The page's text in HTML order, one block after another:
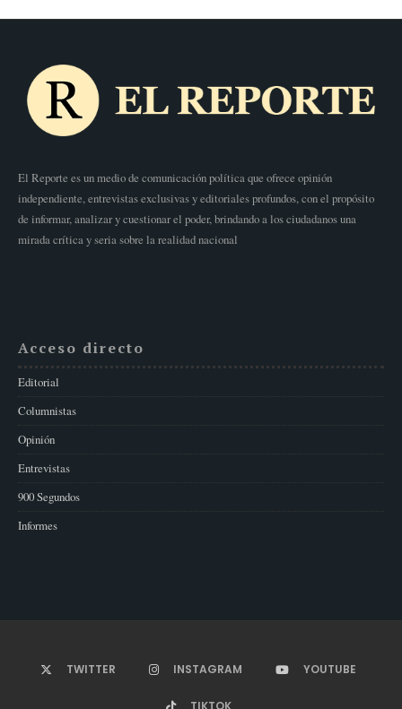
El Reporte es un medio de comunicación política que ofrece opinión
independiente, entrevistas exclusivas y editoriales profundos, con el propósito
de informar, analizar y cuestionar el poder, brindando a los ciudadanos una
mirada crítica y seria sobre la realidad nacional
Acceso directo
Editorial
Columnistas
Opinión
Entrevistas
900 Segundos
Informes
TWITTER INSTAGRAM YOUTUBE